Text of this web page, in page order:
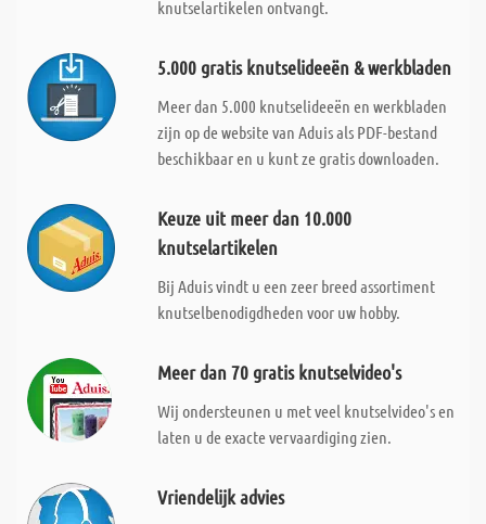
knutselartikelen ontvangt.
5.000 gratis knutselideeën & werkbladen
Meer dan 5.000 knutselideeën en werkbladen
zijn op de website van Aduis als PDF-bestand
beschikbaar en u kunt ze gratis downloaden.
Keuze uit meer dan 10.000
knutselartikelen
Bij Aduis vindt u een zeer breed assortiment
knutselbenodigdheden voor uw hobby.
Meer dan 70 gratis knutselvideo's
Wij ondersteunen u met veel knutselvideo's en
laten u de exacte vervaardiging zien.
Vriendelijk advies